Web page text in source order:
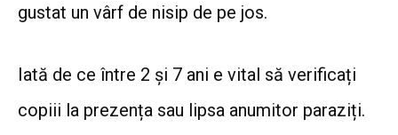
gustat un vârf de nisip de pe jos.
Iată de ce între 2 și 7 ani e vital să verificați
copiii la prezența sau lipsa anumitor paraziți.